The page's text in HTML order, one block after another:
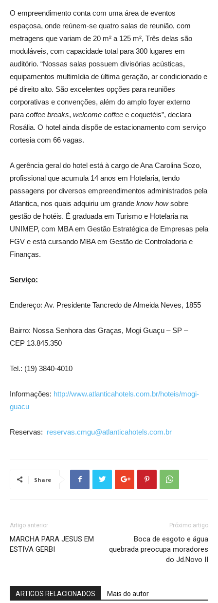
O empreendimento conta com uma área de eventos
espaçosa, onde reúnem-se quatro salas de reunião, com
metragens que variam de 20 m² a 125 m², Três delas são
moduláveis, com capacidade total para 300 lugares em
auditório. “Nossas salas possuem divisórias acústicas,
equipamentos multimídia de última geração, ar condicionado e
pé direito alto. São excelentes opções para reuniões
corporativas e convenções, além do amplo foyer externo
para coffee breaks, welcome coffee e coquetéis”, declara
Rosália. O hotel ainda dispõe de estacionamento com serviço
cortesia com 66 vagas.
A gerência geral do hotel está à cargo de Ana Carolina Sozo,
profissional que acumula 14 anos em Hotelaria, tendo
passagens por diversos empreendimentos administrados pela
Atlantica, nos quais adquiriu um grande know howsobre
gestão de hotéis. É graduada em Turismo e Hotelaria na
UNIMEP, com MBA em Gestão Estratégica de Empresas pela
FGV e está cursando MBA em Gestão de Controladoria e
Finanças.
Serviço:
Endereço: Av. Presidente Tancredo de Almeida Neves, 1855
Bairro: Nossa Senhora das Graças, Mogi Guaçu – SP –
CEP 13.845.350
Tel.: (19) 3840-4010
Informações: http://www.atlanticahotels.com.br/hoteis/mogi-
guacu
Reservas: reservas.cmgu@atlanticahotels.com.br
Share
Artigo anterior
MARCHA PARA JESUS EM
ESTIVA GERBI
Próximo artigo
Boca de esgoto e água
quebrada preocupa moradores
do Jd.Novo II
ARTIGOS RELACIONADOS Mais do autor